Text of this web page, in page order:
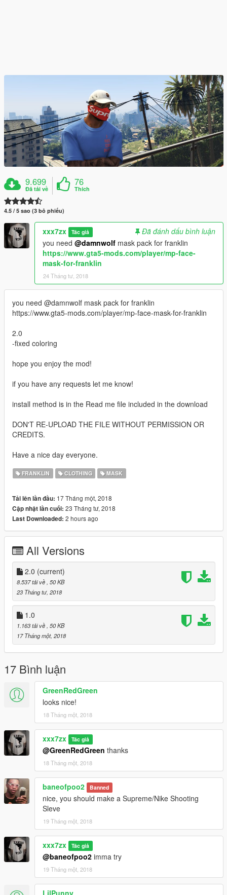
9.699
Đã tải về
76
Thích
4.5 / 5 sao (3 bỏ phiếu)
xxx7zx Tác giả
Đã đánh dấu bình luận
you need @damnwolf mask pack for franklin
https://www.gta5-mods.com/player/mp-face-
mask-for-franklin
24 Tháng tư, 2018
you need @damnwolf mask pack for franklin
https://www.gta5-mods.com/player/mp-face-mask-for-franklin
2.0
-fixed coloring
hope you enjoy the mod!
if you have any requests let me know!
install method is in the Read me file included in the download
DON'T RE-UPLOAD THE FILE WITHOUT PERMISSION OR
CREDITS.
Have a nice day everyone.
FRANKLIN CLOTHING MASK
Tải lên lần đầu: 17 Tháng một, 2018
Cập nhật lần cuối: 23 Tháng tư, 2018
Last Downloaded: 2 hours ago
All Versions
2.0 (current)
8.537 tải về, 50 KB
23 Tháng tư, 2018
1.0
1.163 tải về, 50 KB
17 Tháng một, 2018
17 Bình luận
GreenRedGreen
looks nice!
18 Tháng một, 2018
xxx7zx Tác giả
@GreenRedGreen thanks
18 Tháng một, 2018
baneofpoo2 Banned
nice, you should make a Supreme/Nike Shooting
Sleve
19 Tháng một, 2018
xxx7zx Tác giả
@baneofpoo2 imma try
19 Tháng một, 2018